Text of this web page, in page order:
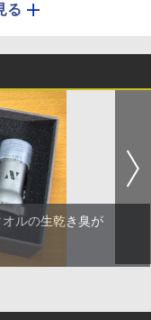
る
ルの生乾き臭が